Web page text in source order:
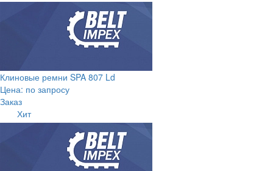
Клиновые ремни SPA 807 Ld
Цена: по запросу
Заказ
Хит